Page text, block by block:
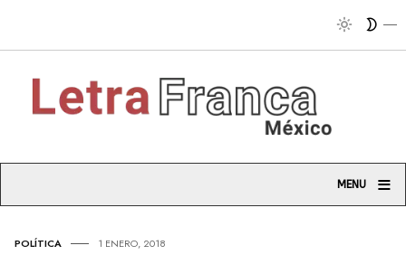
Tribuna
MENU ≡
POLÍTICA 1 ENERO, 2018